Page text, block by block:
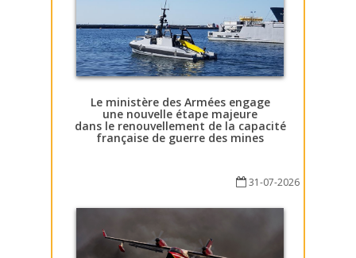
Le ministère des Armées engage
une nouvelle étape majeure
dans le renouvellement de la capacité
française de guerre des mines
31-07-2026